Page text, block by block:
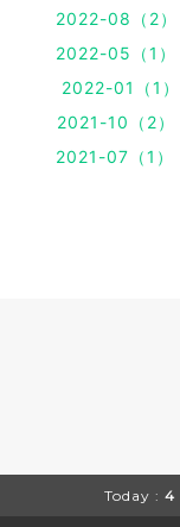
2022-08（2）
2022-05（1）
2022-01（1）
2021-10（2）
2021-07（1）
Today : 4